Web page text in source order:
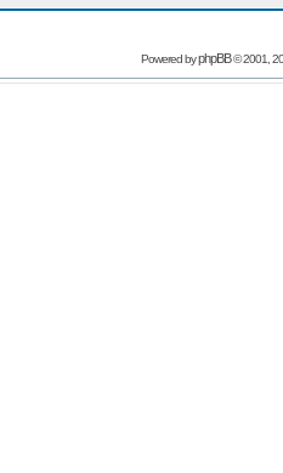
Powered byphpBB© 2001,